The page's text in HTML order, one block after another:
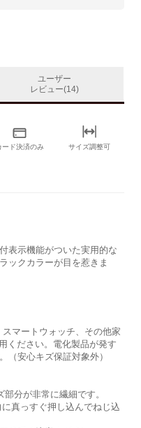
ユーザー
レビュー(14)
ード決済のみ サイズ調整可
表示機能がついた実用的な
ックカラーが目を惹きま
マートウォッチ、その他家
ください。電化製品が発す
（安心キズ保証対象外）
分が非常に繊細です。
真っすぐ押し込んでねじ込